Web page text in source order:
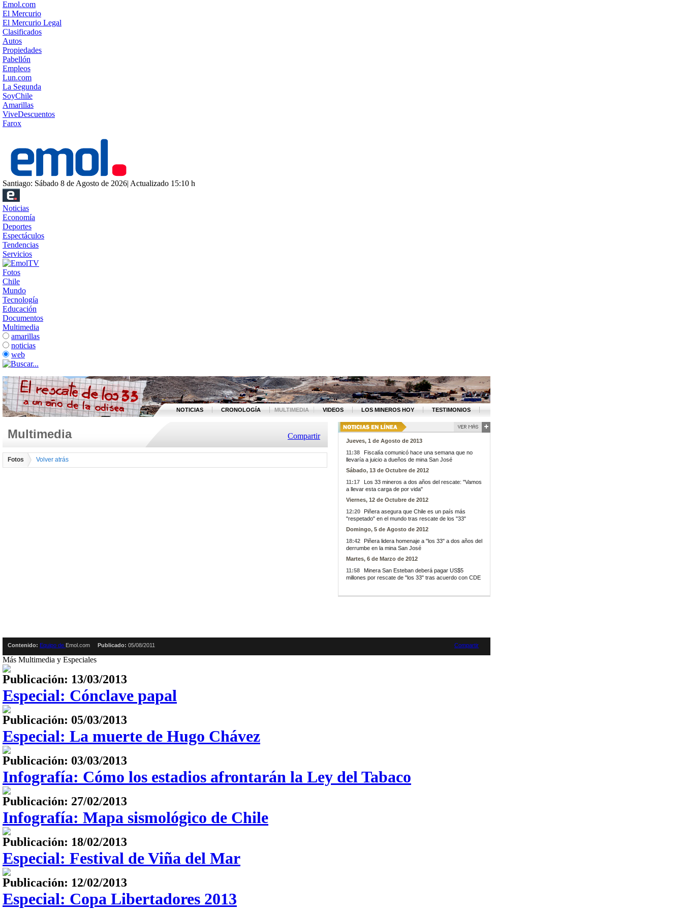
Emol.com
El Mercurio
El Mercurio Legal
Clasificados
Autos
Propiedades
Pabellón
Empleos
Lun.com
La Segunda
SoyChile
Amarillas
ViveDescuentos
Farox
Santiago: Sábado 8 de Agosto de 2026| Actualizado 15:10 h
Noticias
Economía
Deportes
Espectáculos
Tendencias
Servicios
Fotos
Chile
Mundo
Tecnología
Educación
Documentos
Multimedia
amarillas
noticias
web
NOTICIAS CRONOLOGÍA MULTIMEDIA VIDEOS LOS MINEROS HOY TESTIMONIOS
Multimedia Compartir
Fotos Volver atrás
Jueves, 1 de Agosto de 2013
11:38
Fiscalía comunicó hace una semana que no
llevaría a juicio a dueños de mina San José
Sábado, 13 de Octubre de 2012
11:17
Los 33 mineros a dos años del rescate: "Vamos
a llevar esta carga de por vida"
Viernes, 12 de Octubre de 2012
12:20
Piñera asegura que Chile es un país más
"respetado" en el mundo tras rescate de los "33"
Domingo, 5 de Agosto de 2012
18:42
Piñera lidera homenaje a "los 33" a dos años del
derrumbe en la mina San José
Martes, 6 de Marzo de 2012
11:58
Minera San Esteban deberá pagar US$5
millones por rescate de "los 33" tras acuerdo con CDE
Contenido: Equipo de Emol.com Publicado: 05/08/2011 Compartir
Más Multimedia y Especiales
Publicación: 13/03/2013
Especial: Cónclave papal
Publicación: 05/03/2013
Especial: La muerte de Hugo Chávez
Publicación: 03/03/2013
Infografía: Cómo los estadios afrontarán la Ley del Tabaco
Publicación: 27/02/2013
Infografía: Mapa sismológico de Chile
Publicación: 18/02/2013
Especial: Festival de Viña del Mar
Publicación: 12/02/2013
Especial: Copa Libertadores 2013